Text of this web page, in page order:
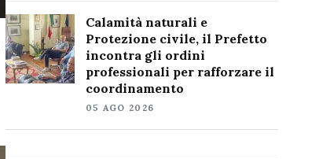
Calamità naturali e
Protezione civile, il Prefetto
incontra gli ordini
professionali per rafforzare il
coordinamento
05 AGO 2026